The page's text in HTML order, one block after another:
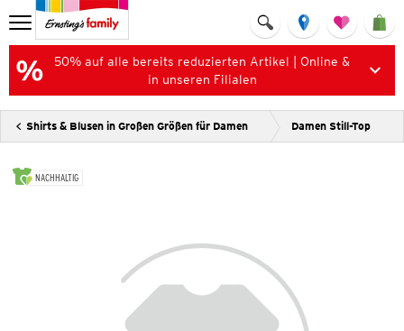
50% auf alle bereits reduzierten Artikel | Online &
in unseren Filialen
Shirts & Blusen in Großen Größen für Damen Damen Still-Top
NACHHALTIG